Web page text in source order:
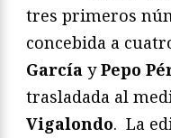
tres primeros
concebida a
García yPepo
trasladada al
Vigalondo. La